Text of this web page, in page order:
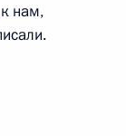
нам,